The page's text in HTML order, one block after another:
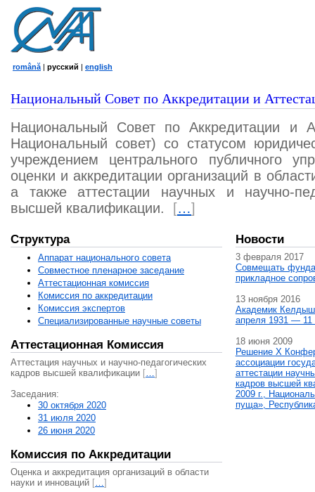
română | русский | english
Национальный Совет по Аккредитации и
Национальный Совет по Аккредитации и
Национальный совет) со статусом
учреждением центрального публичного
оценки и аккредитации организаций в
а также аттестации научных и научно-
высшей квалификации.
[…]
Структура
Аппарат национального совета
Совместное пленарное заседание
Аттестационная комисcия
Комиссия по аккредитации
Комиссия экспертов
Специализированные научные советы
Аттестационная Комиссия
Аттестация научных и научно-педагогических
кадров высшей квалификации […]
Заседания:
30 октября 2020
31 июля 2020
26 июня 2020
Комиссия по Аккредитации
Оценка и аккредитация организаций в области
науки и инноваций […]
Новости
3 февраля 2017
Совмещать
прикладное
13 ноября 2016
Академик
апреля 1931 — 11
18 июня 2009
Решение X
ассоциации
аттестации
кадров высшей
2009 г.,
пуща»,